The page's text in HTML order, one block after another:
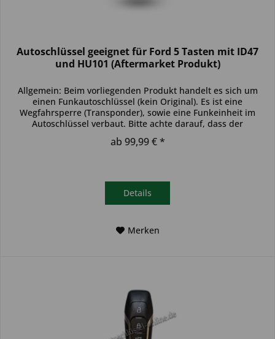
Autoschlüssel geeignet für Ford 5 Tasten mit ID47
und HU101 (Aftermarket Produkt)
Allgemein: Beim vorliegenden Produkt handelt es sich um
einen Funkautoschlüssel (kein Original). Es ist eine
Wegfahrsperre (Transponder), sowie eine Funkeinheit im
Autoschlüssel verbaut. Bitte achte darauf, dass der
Autoschlüssel deinem...
ab 99,99 € *
Details
Merken